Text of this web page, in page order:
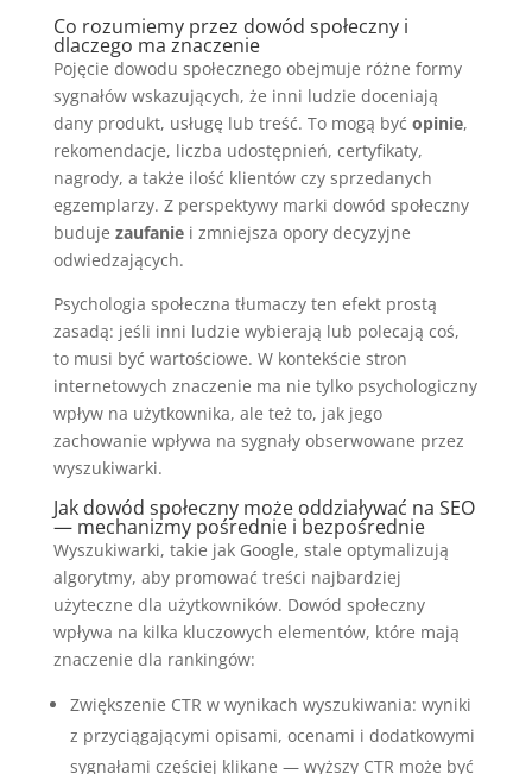
Co rozumiemy przez dowód społeczny i
dlaczego ma znaczenie
Pojęcie dowodu społecznego obejmuje różne formy
sygnałów wskazujących, że inni ludzie doceniają
dany produkt, usługę lub treść. To mogą być opinie,
rekomendacje, liczba udostępnień, certyfikaty,
nagrody, a także ilość klientów czy sprzedanych
egzemplarzy. Z perspektywy marki dowód społeczny
buduje zaufaniei zmniejsza opory decyzyjne
odwiedzających.
Psychologia społeczna tłumaczy ten efekt prostą
zasadą: jeśli inni ludzie wybierają lub polecają coś,
to musi być wartościowe. W kontekście stron
internetowych znaczenie ma nie tylko psychologiczny
wpływ na użytkownika, ale też to, jak jego
zachowanie wpływa na sygnały obserwowane przez
wyszukiwarki.
Jak dowód społeczny może oddziaływać na SEO
— mechanizmy pośrednie i bezpośrednie
Wyszukiwarki, takie jak Google, stale optymalizują
algorytmy, aby promować treści najbardziej
użyteczne dla użytkowników. Dowód społeczny
wpływa na kilka kluczowych elementów, które mają
znaczenie dla rankingów:
Zwiększenie CTR w wynikach wyszukiwania: wyniki
z przyciągającymi opisami, ocenami i dodatkowymi
sygnałami częściej klikane — wyższy CTR może być